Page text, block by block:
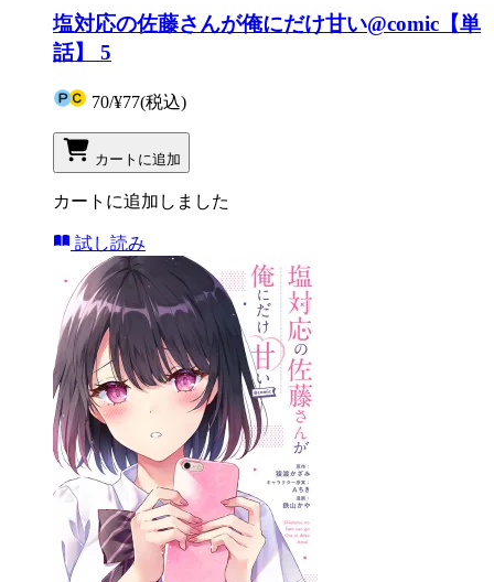
塩対応の佐藤さんが俺にだけ甘い@comic【単
話】 5
70/¥77(税込)
カートに追加
カートに追加しました
試し読み